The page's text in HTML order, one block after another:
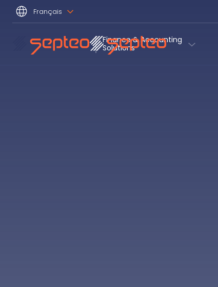
Français
Finance & Accounting
Solutions